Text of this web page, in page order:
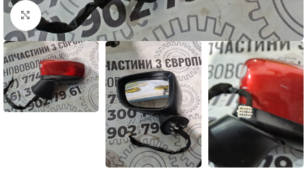
Натисніть, щоб збільшити